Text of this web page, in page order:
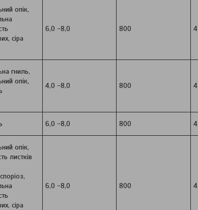
опік,
сіра
6,0 -8,0 800 4
гниль,
опік,
4,0 -8,0 800 4
6,0 -8,0 800 4
опік,
листків
сіра
6,0 -8,0 800 4